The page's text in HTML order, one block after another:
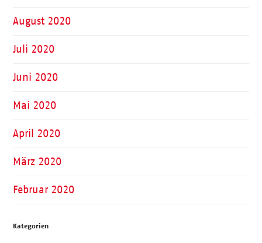
August 2020
Juli 2020
Juni 2020
Mai 2020
April 2020
März 2020
Februar 2020
Kategorien